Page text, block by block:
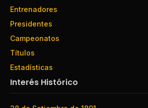
Entrenadores
Presidentes
Campeonatos
Títulos
Estadísticas
Interés Histórico